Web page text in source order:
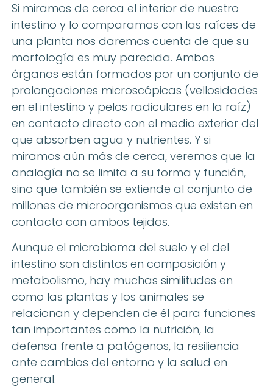
Si miramos de cerca el interior de nuestro
intestino y lo comparamos con las raíces de
una planta nos daremos cuenta de que su
morfología es muy parecida. Ambos
órganos están formados por un conjunto de
prolongaciones microscópicas (vellosidades
en el intestino y pelos radiculares en la raíz)
en contacto directo con el medio exterior del
que absorben agua y nutrientes. Y si
miramos aún más de cerca, veremos que la
analogía no se limita a su forma y función,
sino que también se extiende al conjunto de
millones de microorganismos que existen en
contacto con ambos tejidos.
Aunque el microbioma del suelo y el del
intestino son distintos en composición y
metabolismo, hay muchas similitudes en
como las plantas y los animales se
relacionan y dependen de él para funciones
tan importantes como la nutrición, la
defensa frente a patógenos, la resiliencia
ante cambios del entorno y la salud en
general.